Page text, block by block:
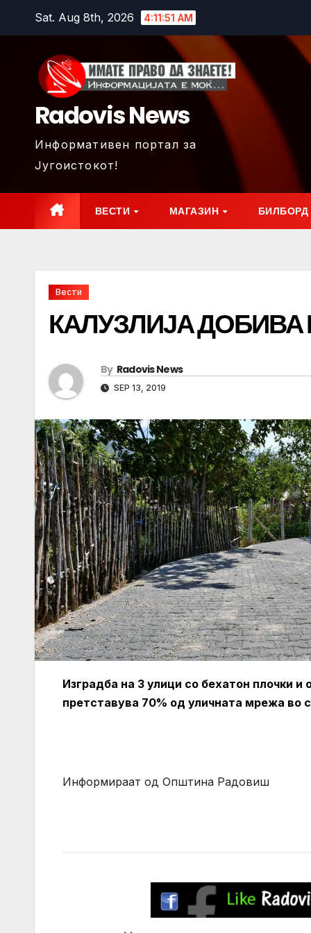
Sat. Aug 8th, 2026 4:11:53 AM
Radovis News
Информативен портал за
Југоистокот!
ВЕСТИ МАГАЗИН БИЛБОРД
Вести
КАЛУЗЛИЈА
By Radovis News
SEP 13, 2019
Изградба на 3 улици со бехатон плочки
претставува 70% од уличната мрежа во
Информираат од Општина Радовиш